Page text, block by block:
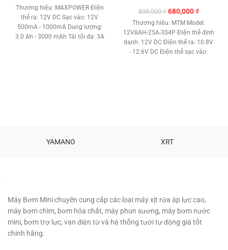
Thương hiệu: MAXPOWER Điện
thế ra: 12V DC Sạc vào: 12V
500mA - 1000mA Dung lượng:
3.0 Ah - 3000 mAh Tải tối đa: 3A
toàn. Chất lượng sản phẩm với
835,000₫ Giá
gốc
là:
835,000 ₫.
680,000₫Giá
hiện
tại
là:
680,000
Thương hiệu: MTM Model:
12V8AH-25A-3S4P Điện thế định
danh: 12V DC Điện thế ra: 10.8V
- 12.6V DC Điện thế sạc vào:
bằng thông minh. Bảo vệ chống
Bảo hành: 1 tháng.
YAMANO XRT
Máy Bơm Mini chuyên cung cấp các loại máy xịt rửa áp lực cao,
máy bơm chìm, bơm hóa chất, máy phun sương, máy bơm nước
mini, bơm trợ lực, van điện từ và hệ thống tưới tự động giá tốt
chính hãng.